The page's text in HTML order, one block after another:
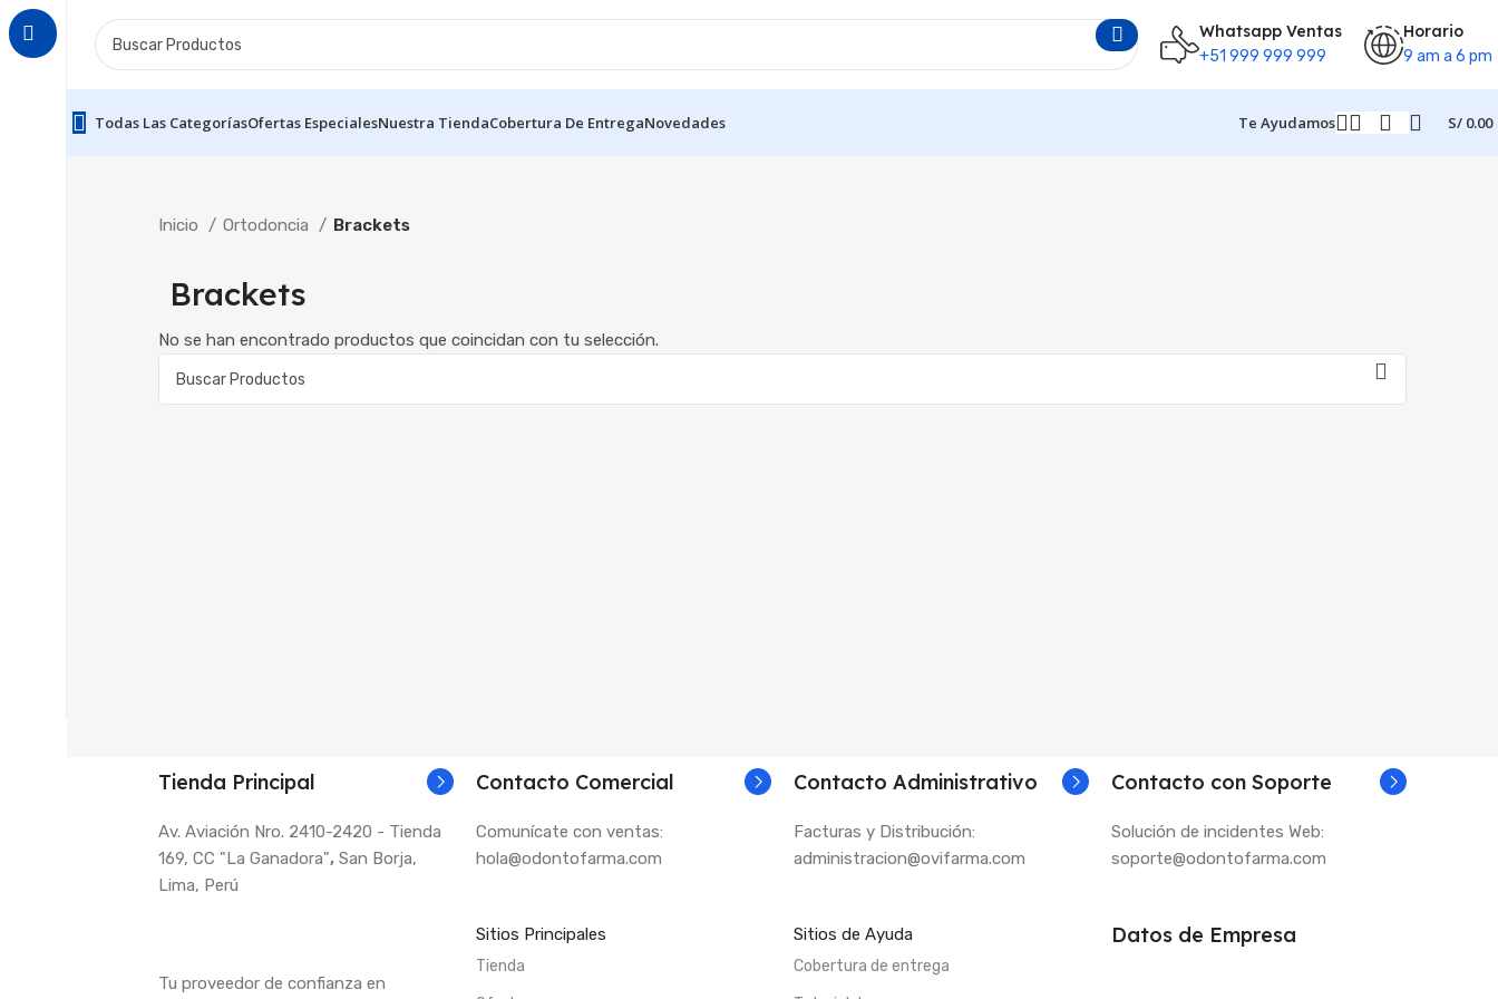
Whatsapp Ventas
+51 999 999 999
Horario
9 am a 6 pm
Todas Las CategoríasOfertas EspecialesNuestra TiendaCobertura De EntregaNovedades Te Ayudamos S/ 0.00
Inicio Ortodoncia Brackets
Brackets
No se han encontrado productos que coincidan con tu selección.
Tienda Principal
Av. Aviación Nro. 2410-2420 - Tienda
169, CC "La Ganadora", San Borja,
Lima, Perú
Contacto Comercial
Comunícate con ventas:
hola@odontofarma.com
Contacto Administrativo
Facturas y Distribución:
administracion@ovifarma.com
Contacto con Soporte
Solución de incidentes Web:
soporte@odontofarma.com
Tu proveedor de confianza en
Sitios Principales
Tienda
Sitios de Ayuda
Cobertura de entrega
Datos de Empresa